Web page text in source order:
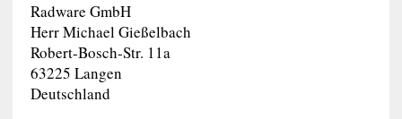
Radware GmbH
Herr Michael Gießelbach
Robert-Bosch-Str. 11a
63225 Langen
Deutschland